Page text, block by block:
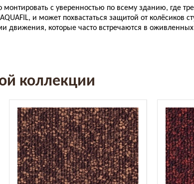
с уверенностью по всему зданию, где
и может похвастаться защитой от колёсиков
движения, которые часто встречаются в
коллекции